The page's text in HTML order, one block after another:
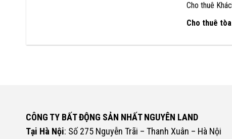
Cho thuê
Cho thuê
CÔNG TY BẤT ĐỘNG SẢN NHẤT NGUYÊN LAND
Tại Hà Nội: Số 275 Nguyễn Trãi – Thanh Xuân – Hà Nội